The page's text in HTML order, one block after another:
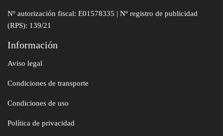
Nº autorización fiscal: E01578335 | Nº registro de publicidad
(RPS): 139/21
Información
Aviso legal
Condiciones de transporte
Condiciones de uso
Política de privacidad